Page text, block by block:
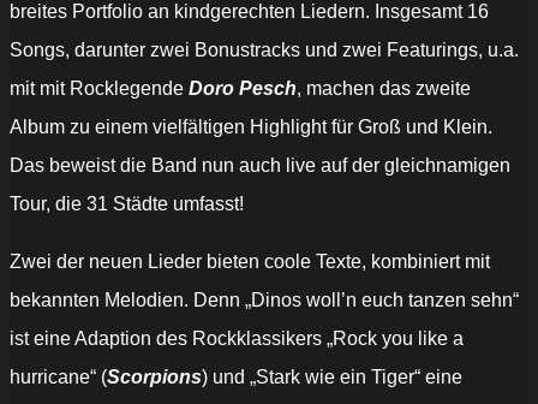
breites Portfolio an kindgerechten Liedern. Insgesamt 16
Songs, darunter zwei Bonustracks und zwei Featurings, u.a.
mit mit Rocklegende Doro Pesch, machen das zweite
Album zu einem vielfältigen Highlight für Groß und Klein.
Das beweist die Band nun auch live auf der gleichnamigen
Tour, die 31 Städte umfasst!
Zwei der neuen Lieder bieten coole Texte, kombiniert mit
bekannten Melodien. Denn „Dinos wollʼn euch tanzen sehn“
ist eine Adaption des Rockklassikers „Rock you like a
hurricane“ (Scorpions) und „Stark wie ein Tiger“ eine